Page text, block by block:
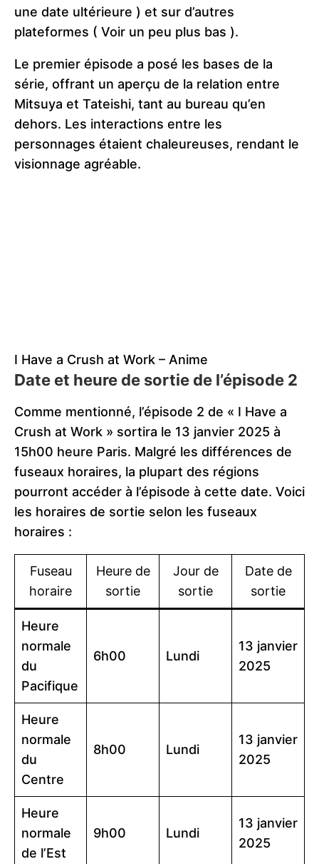
une date ultérieure ) et sur d’autres
plateformes ( Voir un peu plus bas ).
Le premier épisode a posé les bases de la
série, offrant un aperçu de la relation entre
Mitsuya et Tateishi, tant au bureau qu’en
dehors. Les interactions entre les
personnages étaient chaleureuses, rendant le
visionnage agréable.
I Have a Crush at Work – Anime
Date et heure de sortie de l’épisode 2
Comme mentionné, l’épisode 2 de « I Have a
Crush at Work » sortira le 13 janvier 2025 à
15h00 heure Paris. Malgré les différences de
fuseaux horaires, la plupart des régions
pourront accéder à l’épisode à cette date. Voici
les horaires de sortie selon les fuseaux
horaires :
Fuseau
horaire
Heure de
sortie
Jour de
sortie
Date de
sortie
Heure
normale
du
Pacifique
6h00 Lundi
13 janvier
2025
Heure
normale
du
Centre
8h00 Lundi
13 janvier
2025
Heure
normale
de l’Est
9h00 Lundi
13 janvier
2025